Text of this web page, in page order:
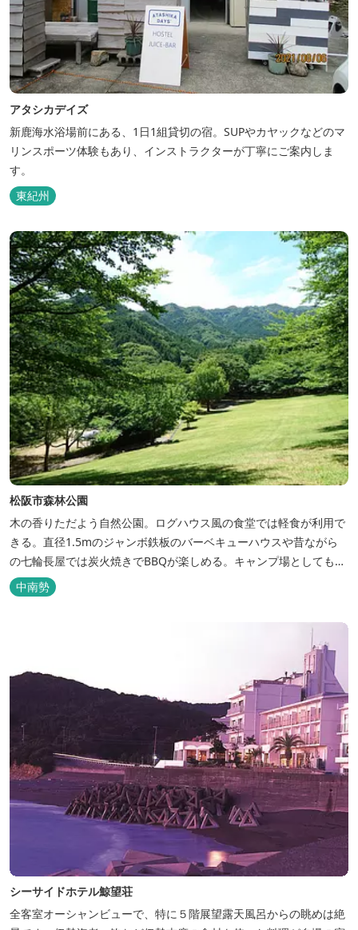
アタシカデイズ
新鹿海水浴場前にある、1日1組貸切の宿。SUPやカヤックなどのマ
リンスポーツ体験もあり、インストラクターが丁寧にご案内しま
す。
東紀州
松阪市森林公園
木の香りただよう自然公園。ログハウス風の食堂では軽食が利用で
きる。直径1.5mのジャンボ鉄板のバーベキューハウスや昔ながら
の七輪長屋では炭火焼きでBBQが楽しめる。キャンプ場としても人
気で、週末は多くのキャンパーでにぎわっている。バンガローや5
タイプのテントサイトがある。展望台からは市街が一望できる。ま
中南勢
シーサイドホテル鯨望荘
全客室オーシャンビューで、特に５階展望露天風呂からの眺めは絶